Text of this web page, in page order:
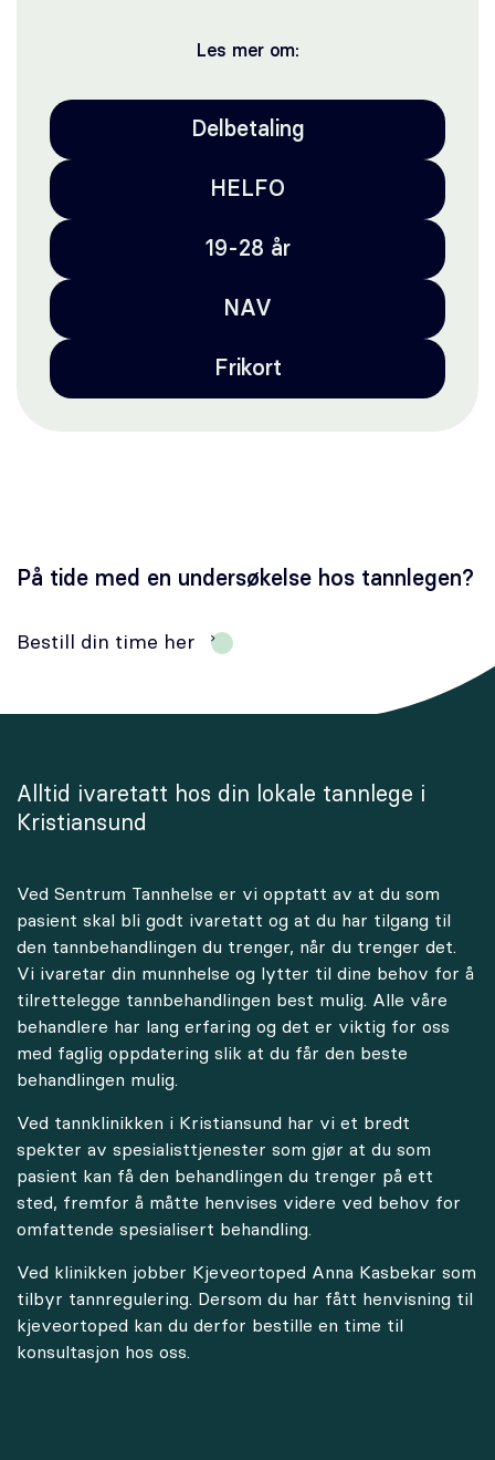
Les mer om:
Delbetaling
HELFO
19-28 år
NAV
Frikort
På tide med en undersøkelse hos tannlegen?
Bestill din time her
Alltid ivaretatt hos din lokale tannlege i
Kristiansund
Ved Sentrum Tannhelse er vi opptatt av at du som
pasient skal bli godt ivaretatt og at du har tilgang til
den tannbehandlingen du trenger, når du trenger det.
Vi ivaretar din munnhelse og lytter til dine behov for å
tilrettelegge tannbehandlingen best mulig. Alle våre
behandlere har lang erfaring og det er viktig for oss
med faglig oppdatering slik at du får den beste
behandlingen mulig.
Ved tannklinikken i Kristiansund har vi et bredt
spekter av spesialisttjenester som gjør at du som
pasient kan få den behandlingen du trenger på ett
sted, fremfor å måtte henvises videre ved behov for
omfattende spesialisert behandling.
Ved klinikken jobber Kjeveortoped Anna Kasbekar som
tilbyr tannregulering. Dersom du har fått henvisning til
kjeveortoped kan du derfor bestille en time til
konsultasjon hos oss.